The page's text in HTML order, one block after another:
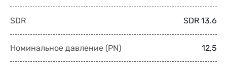
SDR SDR 13.6
Номинальное давление (PN) 12,5